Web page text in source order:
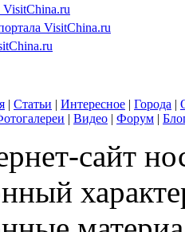
VisitChina.ru
VisitChina.ru
| Статьи | Интересное | Города |
| Видео | Форум |
сайт